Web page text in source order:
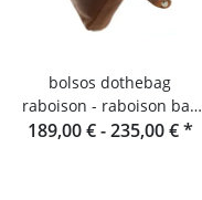
bolsos dothebag
raboison - raboison bag
upend formato vertical
189,00 € -235,00 €*